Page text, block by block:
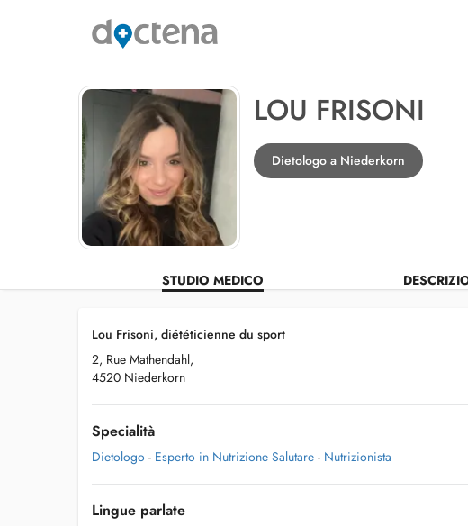
LOU FRISONI
Dietologo a Niederkorn
STUDIO MEDICO
Lou Frisoni, diététicienne du sport
2, Rue Mathendahl,
4520 Niederkorn
Specialità
Dietologo - Esperto in Nutrizione Salutare - Nutrizionista
Lingue parlate